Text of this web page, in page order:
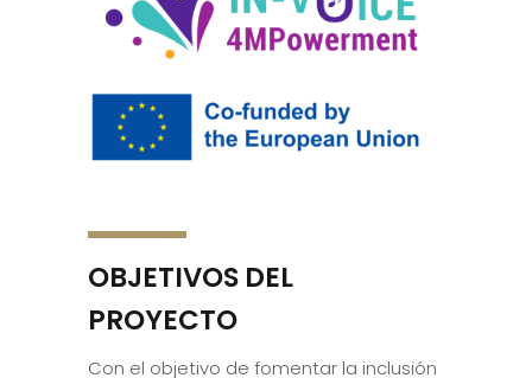
OBJETIVOS DEL
PROYECTO
Con el objetivo de fomentar la inclusión